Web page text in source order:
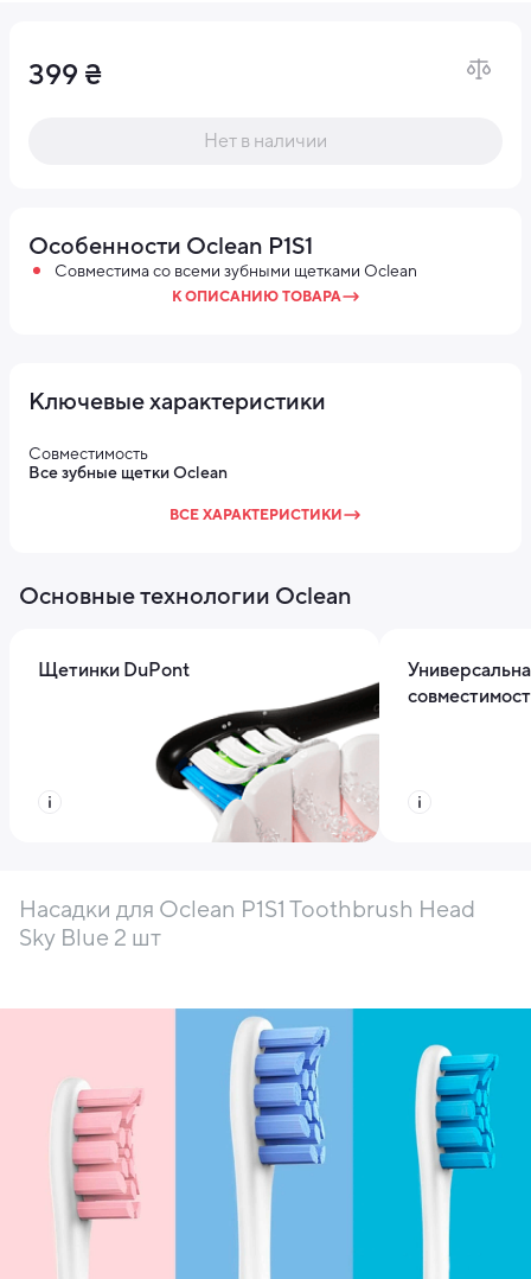
399 ₴
Нет в наличии
Особенности Oclean P1S1
Совместима со всеми зубными щетками Oclean
К ОПИСАНИЮ ТОВАРА
Ключевые характеристики
Совместимость
Все зубные щетки Oclean
ВСЕ ХАРАКТЕРИСТИКИ
Основные технологии Oclean
Щетинки DuPont
Насадки для Oclean P1S1 Toothbrush Head
Sky Blue 2 шт